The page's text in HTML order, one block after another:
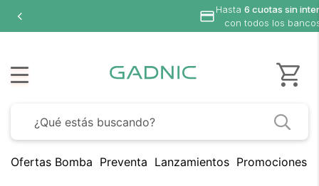
Hasta 6 cuotas sin
con todos los
Ofertas Bomba Preventa Lanzamientos Promociones